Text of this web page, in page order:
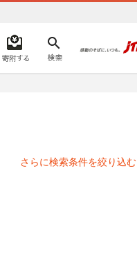
さらに検索条件を絞り込む